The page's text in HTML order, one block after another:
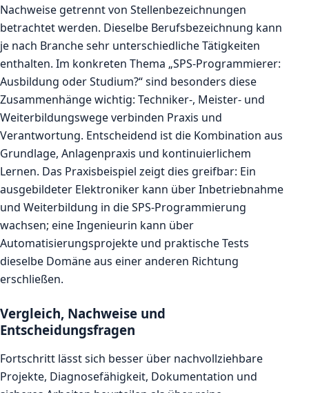
Nachweise getrennt von Stellenbezeichnungen
betrachtet werden. Dieselbe Berufsbezeichnung kann
je nach Branche sehr unterschiedliche Tätigkeiten
enthalten. Im konkreten Thema „SPS-Programmierer:
Ausbildung oder Studium?“ sind besonders diese
Zusammenhänge wichtig: Techniker-, Meister- und
Weiterbildungswege verbinden Praxis und
Verantwortung. Entscheidend ist die Kombination aus
Grundlage, Anlagenpraxis und kontinuierlichem
Lernen. Das Praxisbeispiel zeigt dies greifbar: Ein
ausgebildeter Elektroniker kann über Inbetriebnahme
und Weiterbildung in die SPS-Programmierung
wachsen; eine Ingenieurin kann über
Automatisierungsprojekte und praktische Tests
dieselbe Domäne aus einer anderen Richtung
erschließen.
Vergleich, Nachweise und
Entscheidungsfragen
Fortschritt lässt sich besser über nachvollziehbare
Projekte, Diagnosefähigkeit, Dokumentation und